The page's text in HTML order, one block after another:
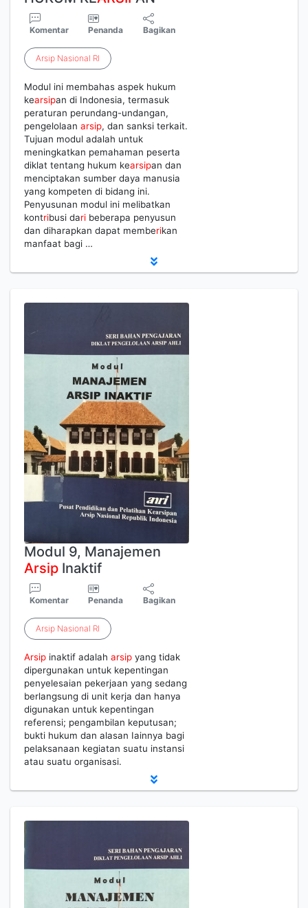
Komentar Penanda Bagikan
Arsip Nasional RI
Modul ini membahas aspek hukum
kearsipan di Indonesia, termasuk
peraturan perundang-undangan,
pengelolaan arsip, dan sanksi terkait.
Tujuan modul adalah untuk
meningkatkan pemahaman peserta
diklat tentang hukum kearsipan dan
menciptakan sumber daya manusia
yang kompeten di bidang ini.
Penyusunan modul ini melibatkan
kontribusi dari beberapa penyusun
dan diharapkan dapat memberikan
manfaat bagi …
Modul 9, Manajemen
Arsip Inaktif
Komentar Penanda Bagikan
Arsip Nasional RI
Arsip inaktif adalah arsip yang tidak
dipergunakan untuk kepentingan
penyelesaian pekerjaan yang sedang
berlangsung di unit kerja dan hanya
digunakan untuk kepentingan
referensi; pengambilan keputusan;
bukti hukum dan alasan Iainnya bagi
pelaksanaan kegiatan suatu instansi
atau suatu organisasi.